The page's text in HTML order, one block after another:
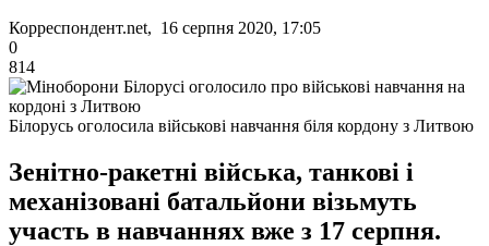
Корреспондент.net, 16 серпня 2020, 17:05
0
814
Білорусь оголосила військові навчання біля кордону з Литвою
Зенітно-ракетні війська, танкові і
механізовані батальйони візьмуть
участь в навчаннях вже з 17 серпня.